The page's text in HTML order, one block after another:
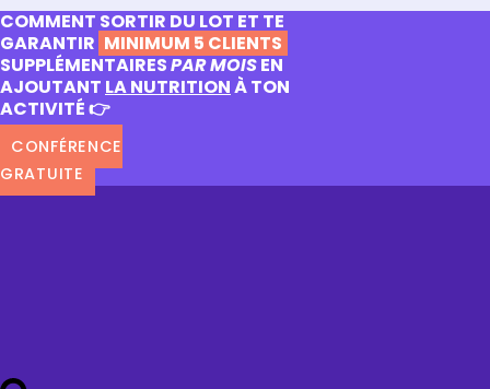
COMMENT SORTIR DU LOT ET TE
GARANTIR MINIMUM 5 CLIENTS
SUPPLÉMENTAIRESPAR MOISEN
AJOUTANT LA NUTRITIONÀ TON
ACTIVITÉ 👉
CONFÉRENCE
GRATUITE